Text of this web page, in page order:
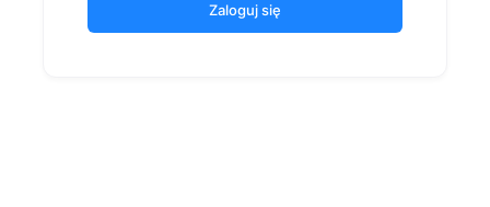
Zaloguj się